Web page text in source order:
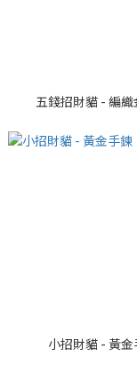
五錢招財貓 - 編織
小招財貓 - 黃金